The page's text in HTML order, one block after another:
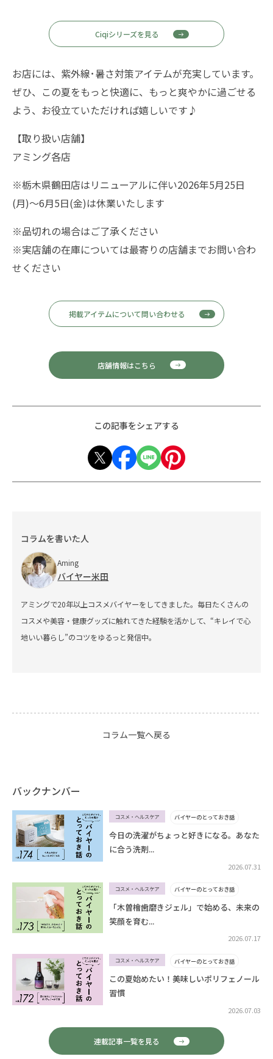
Ciqiシリーズを見る
お店には、紫外線･暑さ対策アイテムが充実しています。
ぜひ、この夏をもっと快適に、もっと爽やかに過ごせる
よう、お役立ていただければ嬉しいです♪
【取り扱い店舗】
アミング各店
※栃木県鶴田店はリニューアルに伴い2026年5月25日
(月)～6月5日(金)は休業いたします
※品切れの場合はご了承ください
※実店舗の在庫については最寄りの店舗までお問い合わ
せください
掲載アイテムについて問い合わせる
店舗情報はこちら
この記事をシェアする
コラムを書いた人
Aming
バイヤー米田
アミングで20年以上コスメバイヤーをしてきました。毎日たくさんの
コスメや美容・健康グッズに触れてきた経験を活かして、“キレイで心
地いい暮らし”のコツをゆるっと発信中。
コラム一覧へ戻る
バックナンバー
コスメ・ヘルスケア
2026.07.31
今日の洗濯がちょっと好きになる。あなた
に合う洗剤...
バイヤーのとっておき話
コスメ・ヘルスケア
2026.07.17
「木曽檜歯磨きジェル」で始める、未来の
笑顔を育む...
バイヤーのとっておき話
コスメ・ヘルスケア
2026.07.03
この夏始めたい！美味しいポリフェノール
習慣
バイヤーのとっておき話
連載記事一覧を見る